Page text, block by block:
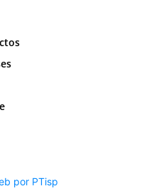
por PTisp